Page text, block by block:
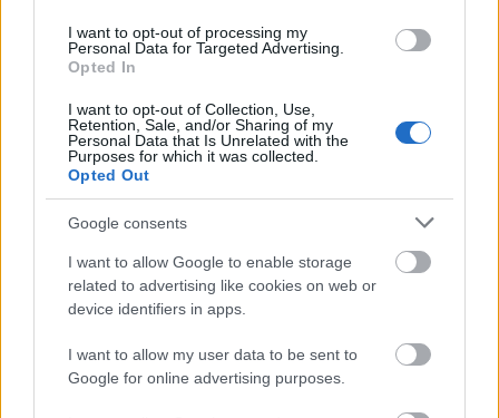
I want to opt-out of processing my
Personal Data for Targeted Advertising.
Opted In
I want to opt-out of Collection, Use,
Retention, Sale, and/or Sharing of my
Personal Data that Is Unrelated with the
Purposes for which it was collected.
Opted Out
Google consents
I want to allow Google to enable storage
related to advertising like cookies on web or
device identifiers in apps.
I want to allow my user data to be sent to
Google for online advertising purposes.
A második félidőben jóval hosszabb darabokat
adott elő a nagyszerű kvintett. A sorCorea
szintén új
szerzeményével kezdődött, aHymn To Andromedával,
amely három részre tagolódott: zongora és
nagybőgő intró (amely során a vonó is előkerült a
klasszikus hangzás érdekében); visszafogott, lassú,
lírai rész hangulatos gitárszólóval; valamint egy
gyors és mozgalmas, tipikusan akusztikus
betét, altszaxofonnal a középpontban. A kb. 20
perces szám frappánsan zongora és bőgő párossal
zárult, egy egyszerű dallamot ismételgetve. A
folytatásban a zenekar aSenor C.S.McLaughlin
nótát adta elő, szintén az
Industrial Zen
c. lemezről. A